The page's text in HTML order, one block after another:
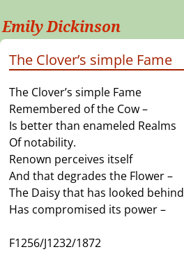
Emily Dickinson
The Clover’s simple Fame
The Clover’s simple Fame
Remembered of the Cow –
Is better than enameled Realms
Of notability.
Renown perceives itself
And that degrades the Flower –
The Daisy that has looked behind
Has compromised its power –
F1256/J1232/1872